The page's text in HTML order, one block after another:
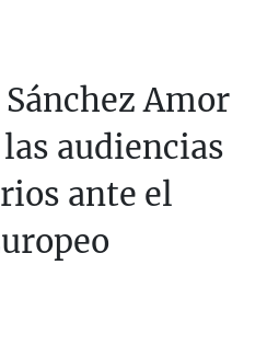
Amor
audiencias
ante el